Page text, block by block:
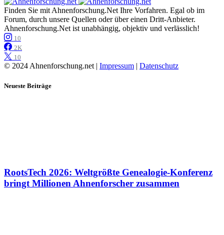
Finden Sie mit Ahnenforschung.Net Ihre Vorfahren. Egal ob im
Forum, durch unsere Quellen oder über einen Dritt-Anbieter.
Ahnenforschung.Net ist unabhängig, objektiv und verlässlich!
10
2K
10
© 2024 Ahnenforschung.net | Impressum | Datenschutz
Neueste Beiträge
RootsTech 2026: Weltgrößte Genealogie-Konferenz
bringt Millionen Ahnenforscher zusammen